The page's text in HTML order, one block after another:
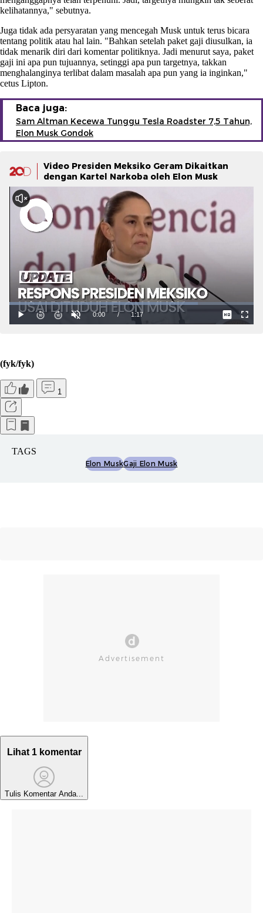
kelihatannya," sebutnya.
Juga tidak ada persyaratan yang mencegah Musk untuk terus bicara
tentang politik atau hal lain. "Bahkan setelah paket gaji diusulkan, ia
tidak menarik diri dari komentar politiknya. Jadi menurut saya, paket
gaji ini apa pun tujuannya, setinggi apa pun targetnya, takkan
menghalanginya terlibat dalam masalah apa pun yang ia inginkan,"
cetus Lipton.
Baca juga:
Sam Altman Kecewa Tunggu Tesla Roadster 7,5 Tahun,
Elon Musk Gondok
Video Presiden Meksiko Geram Dikaitkan
dengan Kartel Narkoba oleh Elon Musk
(fyk/fyk)
1
TAGS
Elon MuskGaji Elon Musk
Lihat 1 komentar
Tulis Komentar Anda...